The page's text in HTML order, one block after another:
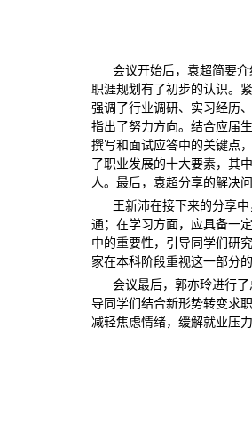
会议开始后，袁超简要
职涯规划有了初步的认识。
强调了行业调研、实习经历
指出了努力方向。结合应届
撰写和面试应答中的关键点
了职业发展的十大要素，其
人。最后，袁超分享的解决
王新沛在接下来的分享
通；在学习方面，应具备一
中的重要性，引导同学们研
家在本科阶段重视这一部分的
会议最后，郭亦玲进行
导同学们结合新形势转变求
减轻焦虑情绪，缓解就业压